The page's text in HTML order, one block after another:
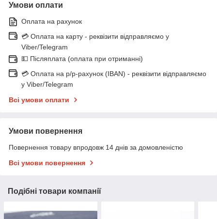
Умови оплати
Оплата на рахунок
💳 Оплата на карту - реквізити відправляємо у
Viber/Telegram
💵 Післяплата (оплата при отриманні)
💳 Оплата на р/р-рахунок (IBAN) - реквізити відправляємо
у Viber/Telegram
Всі умови оплати
Умови повернення
Повернення товару впродовж 14 днів за домовленістю
Всі умови повернення
Подібні товари компанії